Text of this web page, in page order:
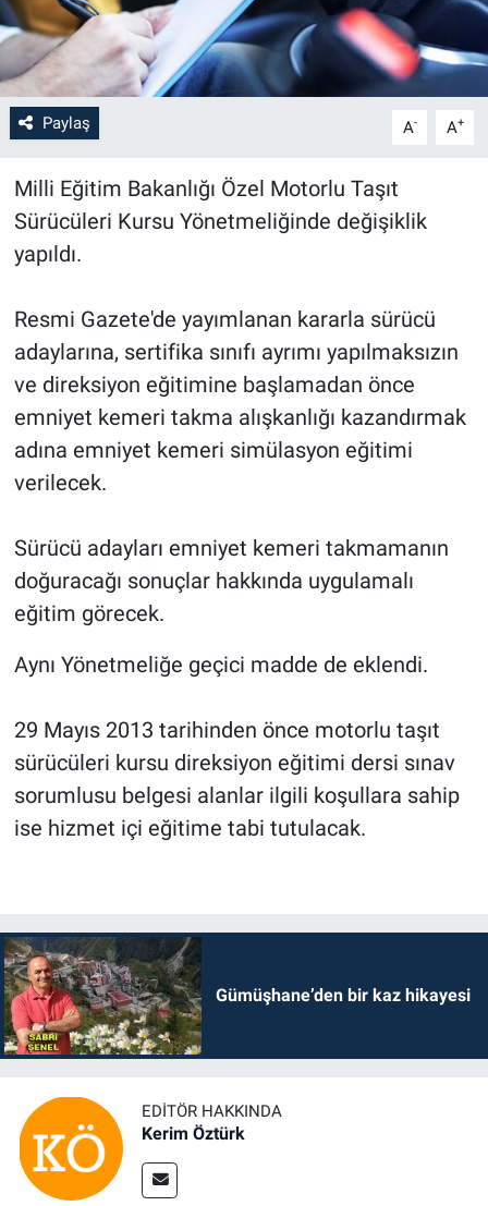
Paylaş A- A+
Milli Eğitim Bakanlığı Özel Motorlu Taşıt
Sürücüleri Kursu Yönetmeliğinde değişiklik
yapıldı.
Resmi Gazete'de yayımlanan kararla sürücü
adaylarına, sertifika sınıfı ayrımı yapılmaksızın
ve direksiyon eğitimine başlamadan önce
emniyet kemeri takma alışkanlığı kazandırmak
adına emniyet kemeri simülasyon eğitimi
verilecek.
Sürücü adayları emniyet kemeri takmamanın
doğuracağı sonuçlar hakkında uygulamalı
eğitim görecek.
Aynı Yönetmeliğe geçici madde de eklendi.
29 Mayıs 2013 tarihinden önce motorlu taşıt
sürücüleri kursu direksiyon eğitimi dersi sınav
sorumlusu belgesi alanlar ilgili koşullara sahip
ise hizmet içi eğitime tabi tutulacak.
Gümüşhane’den bir kaz hikayesi
EDITÖR HAKKINDA
Kerim Öztürk